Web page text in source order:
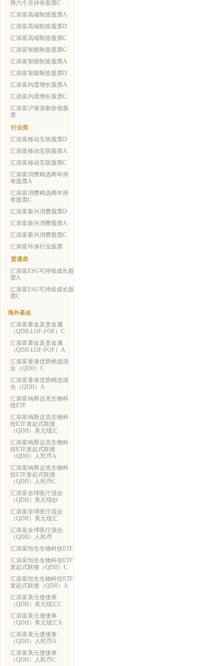
势六个月持有股票C
汇添富高端制造股票A
汇添富高端制造股票D
汇添富高端制造股票C
汇添富智能制造股票C
汇添富智能制造股票A
汇添富智能制造股票D
汇添富内需增长股票A
汇添富内需增长股票C
汇添富沪港深新价值股
票
行业类
汇添富移动互联股票D
汇添富移动互联股票A
汇添富移动互联股票C
汇添富消费精选两年持
有股票A
汇添富消费精选两年持
有股票C
汇添富新兴消费股票D
汇添富新兴消费股票A
汇添富新兴消费股票C
汇添富环保行业股票
普通类
汇添富ESG可持续成长股
票A
汇添富ESG可持续成长股
票C
海外基金
汇添富黄金及贵金属
（QDII-LOF-FOF）C
汇添富黄金及贵金属
（QDII-LOF-FOF）A
汇添富香港优势精选混
合（QDII）C
汇添富香港优势精选混
合（QDII）A
汇添富纳斯达克生物科
技ETF
汇添富纳斯达克生物科
技ETF发起式联接
（QDII）美元现汇
汇添富纳斯达克生物科
技ETF发起式联接
（QDII）人民币A
汇添富纳斯达克生物科
技ETF发起式联接
（QDII）人民币C
汇添富全球医疗混合
（QDII）美元现钞
汇添富全球医疗混合
（QDII）美元现汇
汇添富全球医疗混合
（QDII）人民币
汇添富恒生生物科技ETF
汇添富恒生生物科技ETF
发起式联接（QDII）C
汇添富恒生生物科技ETF
发起式联接（QDII）A
汇添富美元债债券
（QDII）美元现汇C
汇添富美元债债券
（QDII）美元现汇A
汇添富美元债债券
（QDII）人民币A
汇添富美元债债券
（QDII）人民币C